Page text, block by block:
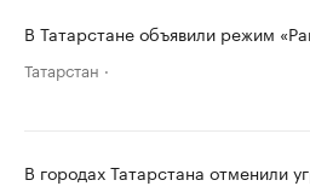
В Татарстане объявили режим
Татарстан
В городах Татарстана отменили